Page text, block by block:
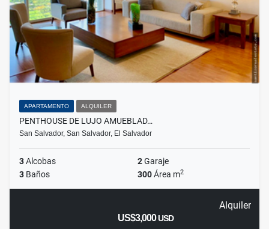
APARTAMENTO ALQUILER
PENTHOUSE DE LUJO AMUEBLAD…
San Salvador, San Salvador, El Salvador
3Alcobas 2Garaje
3 Baños 300Área m2
Alquiler
US$3,000USD